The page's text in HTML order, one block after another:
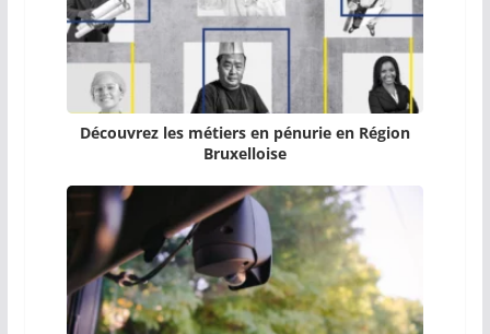
Découvrez les métiers en pénurie en Région
Bruxelloise